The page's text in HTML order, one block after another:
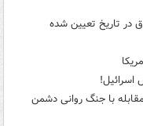
در تاریخ تعیین شده
اسرائیل!
با جنگ روانی دشمن